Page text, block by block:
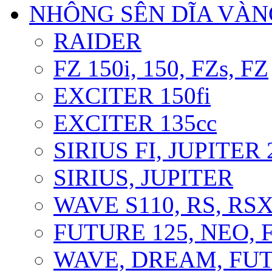
NHÔNG SÊN DĨA
RAIDER
FZ 150i, 150, FZs, FZ
EXCITER 150fi
EXCITER 135cc
SIRIUS FI, JUPITER
SIRIUS, JUPITER
WAVE S110, RS,
FUTURE 125, NEO,
WAVE, DREAM,